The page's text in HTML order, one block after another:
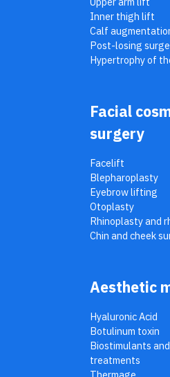
Inner thigh lift
Calf
Post-losing
Hypertrophy of
Facial
surgery
Facelift
Blepharoplasty
Eyebrow lifting
Otoplasty
Rhinoplasty and
Chin and cheek
Aesthetic
Hyaluronic Acid
Botulinum toxin
Biostimulants
treatments